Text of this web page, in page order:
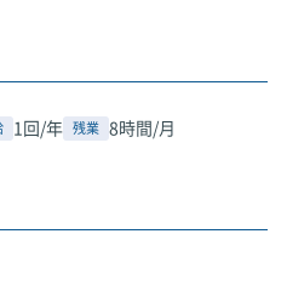
1回/年 残業 8時間/月